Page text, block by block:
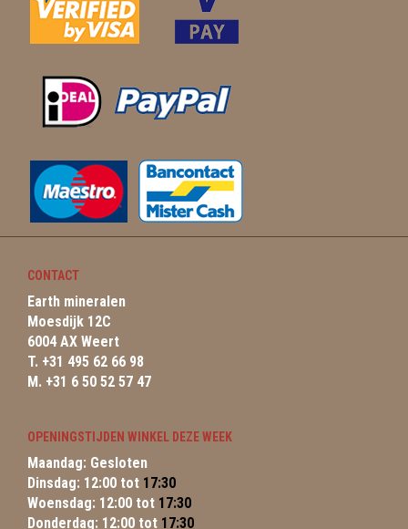
CONTACT
Earth mineralen
Moesdijk 12C
6004 AX Weert
T. +31 495 62 66 98
M. +31 6 50 52 57 47
OPENINGSTIJDEN WINKEL DEZE WEEK
Maandag: Gesloten
Dinsdag: 12:00 tot 17:30
Woensdag: 12:00 tot 17:30
Donderdag: 12:00 tot 17:30